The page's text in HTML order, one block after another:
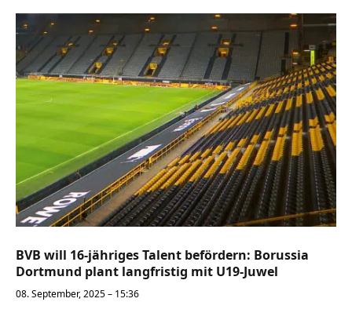
BVB will 16-jähriges Talent befördern: Borussia
Dortmund plant langfristig mit U19-Juwel
08. September, 2025 – 15:36